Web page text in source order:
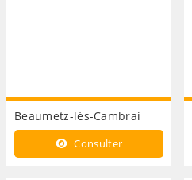
Beaumetz-lès-Cambrai
Consulter